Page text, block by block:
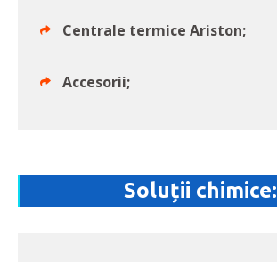
Centrale termice Ariston;
Accesorii;
Soluții chimice: